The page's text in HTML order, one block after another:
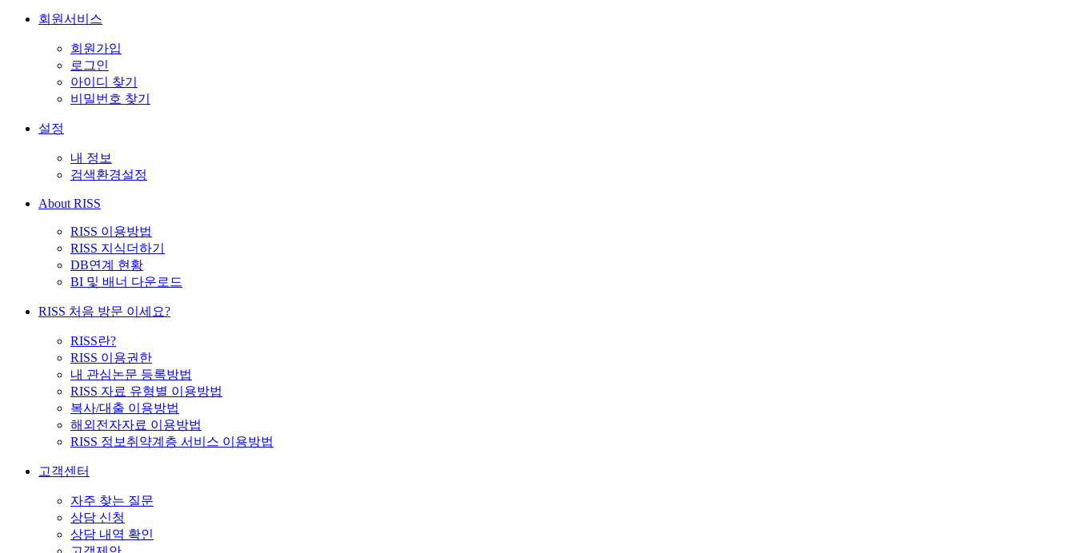
회원서비스
회원가입
로그인
아이디 찾기
비밀번호 찾기
설정
내 정보
검색환경설정
About RISS
RISS 이용방법
RISS 지식더하기
DB연계 현황
BI 및 배너 다운로드
RISS 처음 방문 이세요?
RISS란?
RISS 이용권한
내 관심논문 등록방법
RISS 자료 유형별 이용방법
복사/대출 이용방법
해외전자자료 이용방법
RISS 정보취약계층 서비스 이용방법
고객센터
자주 찾는 질문
상담 신청
상담 내역 확인